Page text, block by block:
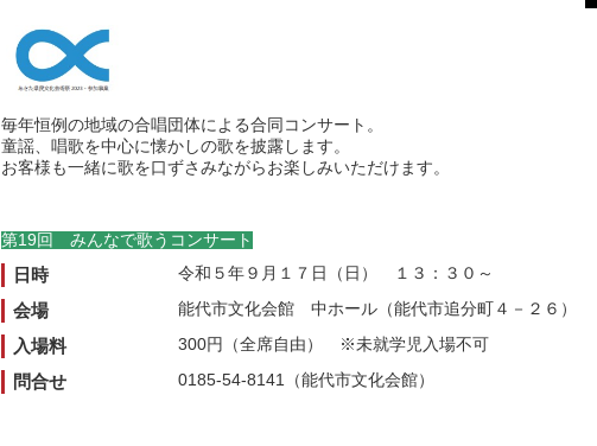
毎年恒例の地域の合唱団体による合同コンサート。
童謡、唱歌を中心に懐かしの歌を披露します。
お客様も一緒に歌を口ずさみながらお楽しみいただけます。
第19回 みんなで歌うコンサート
日時 令和５年９月１７日（日） １３：３０～
会場 能代市文化会館 中ホール（能代市追分町４－２６）
入場料 300円（全席自由） ※未就学児入場不可
問合せ 0185-54-8141（能代市文化会館）